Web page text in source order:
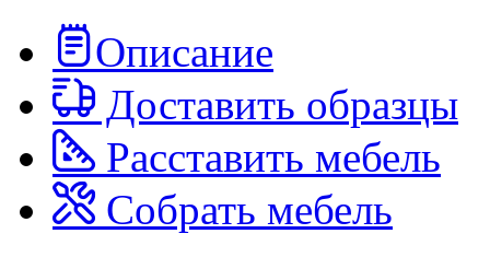
Описание
Доставить образцы
Расставить мебель
Собрать мебель